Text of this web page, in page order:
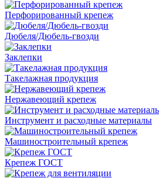
Перфорированный крепеж
Дюбеля/Дюбель-гвозди
Заклепки
Такелажная продукция
Нержавеющий крепеж
Инструмент и расходные материалы
Машиностроительный крепеж
Крепеж ГОСТ